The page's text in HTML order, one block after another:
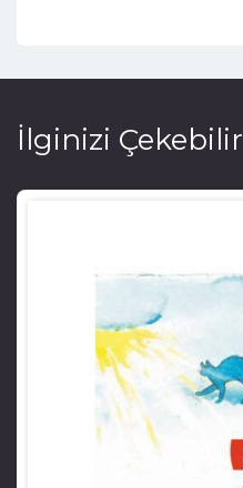
İlginizi Çekebilir